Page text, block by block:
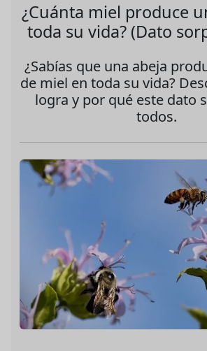
¿Cuánta miel produce
toda su vida? (Dato
¿Sabías que una abeja
de miel en toda su vida?
logra y por qué este dato
todos.